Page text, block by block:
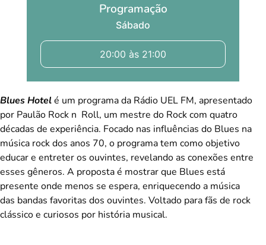
Programação
Sábado
20:00 às 21:00
Blues Hotelé um programa da Rádio UEL FM, apresentado
por Paulão Rock n Roll, um mestre do Rock com quatro
décadas de experiência. Focado nas influências do Blues na
música rock dos anos 70, o programa tem como objetivo
educar e entreter os ouvintes, revelando as conexões entre
esses gêneros. A proposta é mostrar que Blues está
presente onde menos se espera, enriquecendo a música
das bandas favoritas dos ouvintes. Voltado para fãs de rock
clássico e curiosos por história musical.